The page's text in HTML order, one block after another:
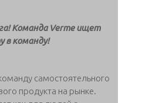
Команда Verme ищет
в команду!
самостоятельного
продукта на рынке.